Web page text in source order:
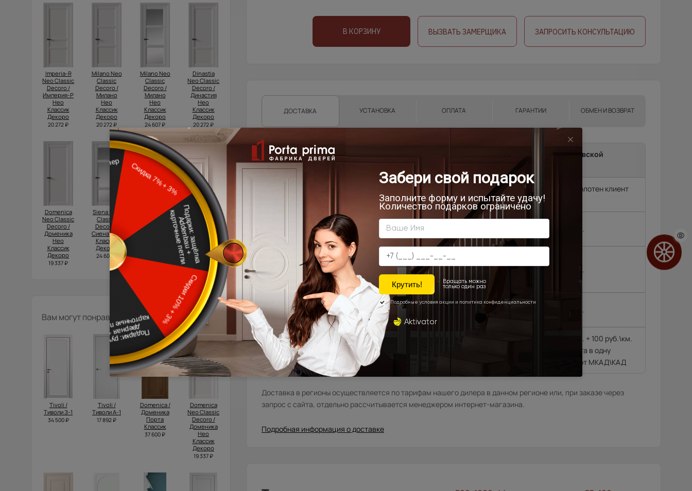
Imperia-R
Neo Classic
Decoro /
Империя-Р
Нео
Классик
Декоро
20 272 ₽
Milano Neo
Classic
Decoro /
Милано
Нео
Классик
Декоро
20 272 ₽
Milano Neo
Classic
Decoro /
Милано
Нео
Классик
Декоро
24 607 ₽
Dinastia
Neo Classic
Decoro /
Династия
Нео
Классик
Декоро
20 272 ₽
Domenica
Neo Classic
Decoro /
Доменика
Нео
Классик
Декоро
19 337 ₽
Siena Neo
Classic
Decoro /
Сиена Нео
Классик
Декоро
24 607 ₽
Siena Neo
Classic
Decoro /
Prato Neo
Classic
Decoro /
Прато Нео
Классик
Декоро
21 250 ₽
Вам могут понравиться
Tivoli /
Тиволи З-1
34 500 ₽
Tivoli /
Тиволи А-1
17 892 ₽
Domenica /
Доменика
Порта
Классик
37 600 ₽
Domenica
Neo Classic
Decoro /
Доменика
Нео
Классик
Декоро
19 337 ₽
В КОРЗИНУ ВЫЗВАТЬ ЗАМЕРЩИКА ЗАПРОСИТЬ КОНСУЛЬТАЦИЮ
ДОСТАВКА УСТАНОВКА ОПЛАТА ГАРАНТИИ ОБМЕН И ВОЗВРАТ
Доставка продукции со склада Компании Porta prima до подъезда в г.Москва, Московской
области, г.Санкт-Петербург, Ленинградской области.
Техническую возможность подъема полотен определяет замерщик, без замера подъем полотен клиент
осуществляет самостоятельно.
Фрязино, Щёлково, Чкаловская, Биокомбинат, Новый городок и др. (15 км
от склада)
2 500 руб.
Мытищи, Пушкино, Красноармейск, Балашиха, Ногинск, Черноголовка,
Фряново, Электросталь, Ивантеевка, Королёв, Монино,
Лосинопетровский и др. (от 20 до 45 км. от склада).
4 500 руб.
Москва\Санкт-Петербург и города, расположенные в районе МКАД\КАД
до 10 км. в область.
4 500 руб.
Города Московской\Ленинградской области, располагающиеся далее 10
км. от МКАД (кроме Щёлковского шоссе)\КАД
4 500 руб. + 100 руб.\км.
из расчёта в одну
сторону от МКАД\КАД
Доставка в регионы осуществляется по тарифам нашего дилера в данном регионе или, при заказе через
запрос с сайта, отдельно рассчитывается менеджером интернет-магазина.
Подробная информация о доставке